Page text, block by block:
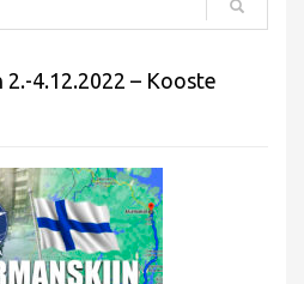
4.12.2022 – Kooste